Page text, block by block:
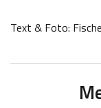
Text & Foto: